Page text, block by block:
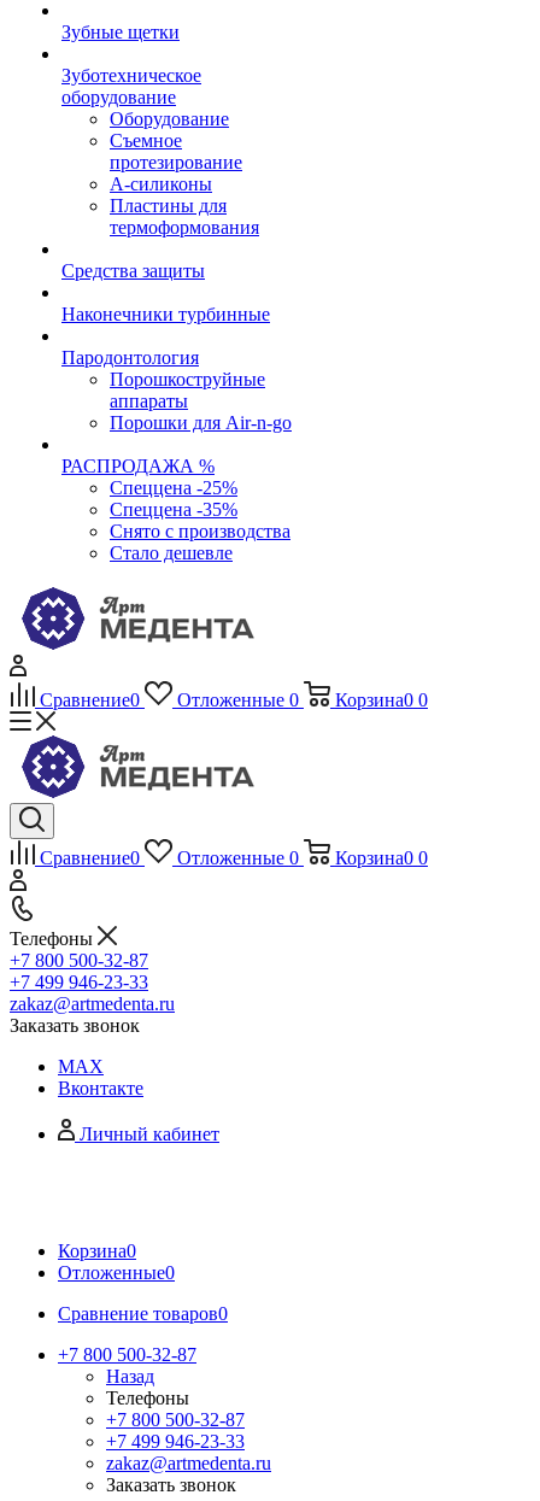
Зубные щетки
Зуботехническое
оборудование
Оборудование
Съемное
протезирование
А-силиконы
Пластины для
термоформования
Средства защиты
Наконечники турбинные
Пародонтология
Порошкоструйные
аппараты
Порошки для Air-n-go
РАСПРОДАЖА %
Спеццена -25%
Спеццена -35%
Снято с производства
Стало дешевле
Сравнение0 Отложенные 0 Корзина0 0
Сравнение0 Отложенные 0 Корзина0 0
Телефоны
+7 800 500-32-87
+7 499 946-23-33
zakaz@artmedenta.ru
Заказать звонок
MAX
Вконтакте
Личный кабинет
Корзина0
Отложенные0
Сравнение товаров0
+7 800 500-32-87
Назад
Телефоны
+7 800 500-32-87
+7 499 946-23-33
zakaz@artmedenta.ru
Заказать звонок